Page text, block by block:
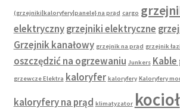
(grzejniki|kaloryfery|panele} na prąd cargo
elektryczny grzejniki elektryczne
Grzejnik kanałowy grzejnik na prąd grzejnik
oszczędzić na ogrzewaniu Junkers Kable
grzewcze Elektra kaloryfer kaloryfery Kaloryfery
kaloryfery na prąd klimatyzator kocioł